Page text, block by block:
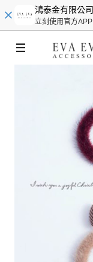
鴻泰金有限公司
立刻使用官方APP